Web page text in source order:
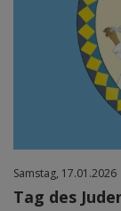
Samstag, 17.01.2026
Tag des